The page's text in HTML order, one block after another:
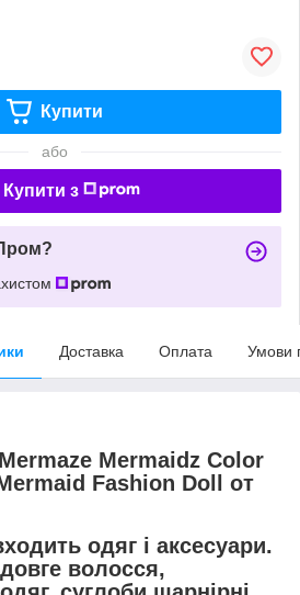
Купити
або
Купити з
Доставка Оплата Умови
Mermaidz Color
Fashion Doll от
одяг і аксесуари.
волосся,